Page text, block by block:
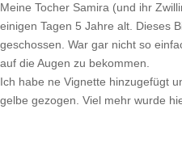
Meine Tocher Samira (und ihr
einigen Tagen 5 Jahre alt. Dieses
geschossen. War gar nicht so
auf die Augen zu bekommen.
Ich habe ne Vignette hinzugefügt
gelbe gezogen. Viel mehr wurde